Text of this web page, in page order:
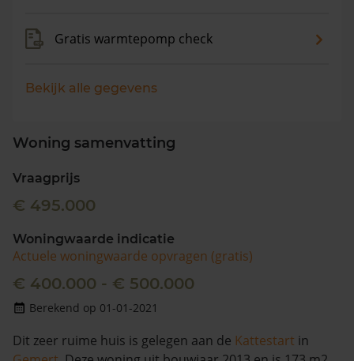
Gratis warmtepomp check
Bekijk alle gegevens
Woning samenvatting
Vraagprijs
€ 495.000
Woningwaarde indicatie
Actuele woningwaarde opvragen (gratis)
€ 400.000 - € 500.000
Berekend op 01-01-2021
Dit zeer ruime huis is gelegen aan de Kattestart in